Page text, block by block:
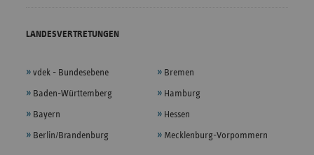
LANDESVERTRETUNGEN
vdek - Bundesebene
Baden-Württemberg
Bayern
Berlin/Brandenburg
Bremen
Hamburg
Hessen
Mecklenburg-Vorpommern